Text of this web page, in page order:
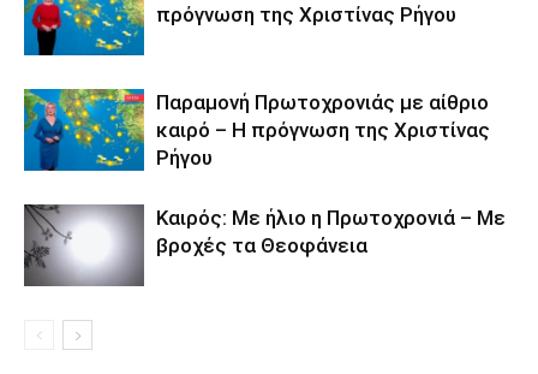
πρόγνωση της Χριστίνας Ρήγου
Παραμονή Πρωτοχρονιάς με αίθριο
καιρό – Η πρόγνωση της Χριστίνας
Ρήγου
Καιρός: Με ήλιο η Πρωτοχρονιά – Με
βροχές τα Θεοφάνεια